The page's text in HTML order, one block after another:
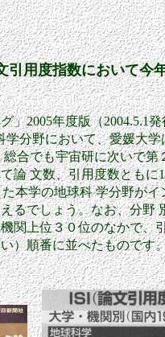
2005年度版（2004.5.1発
学分野において、愛媛大
合でも宇宙研に次いで第
論 文数、引用度数ともに
本学の地球科 学分野がイ
るでしょう。なお、分野
関上位３０位のなかで、
）順番に並べたものです
引用度指数において今